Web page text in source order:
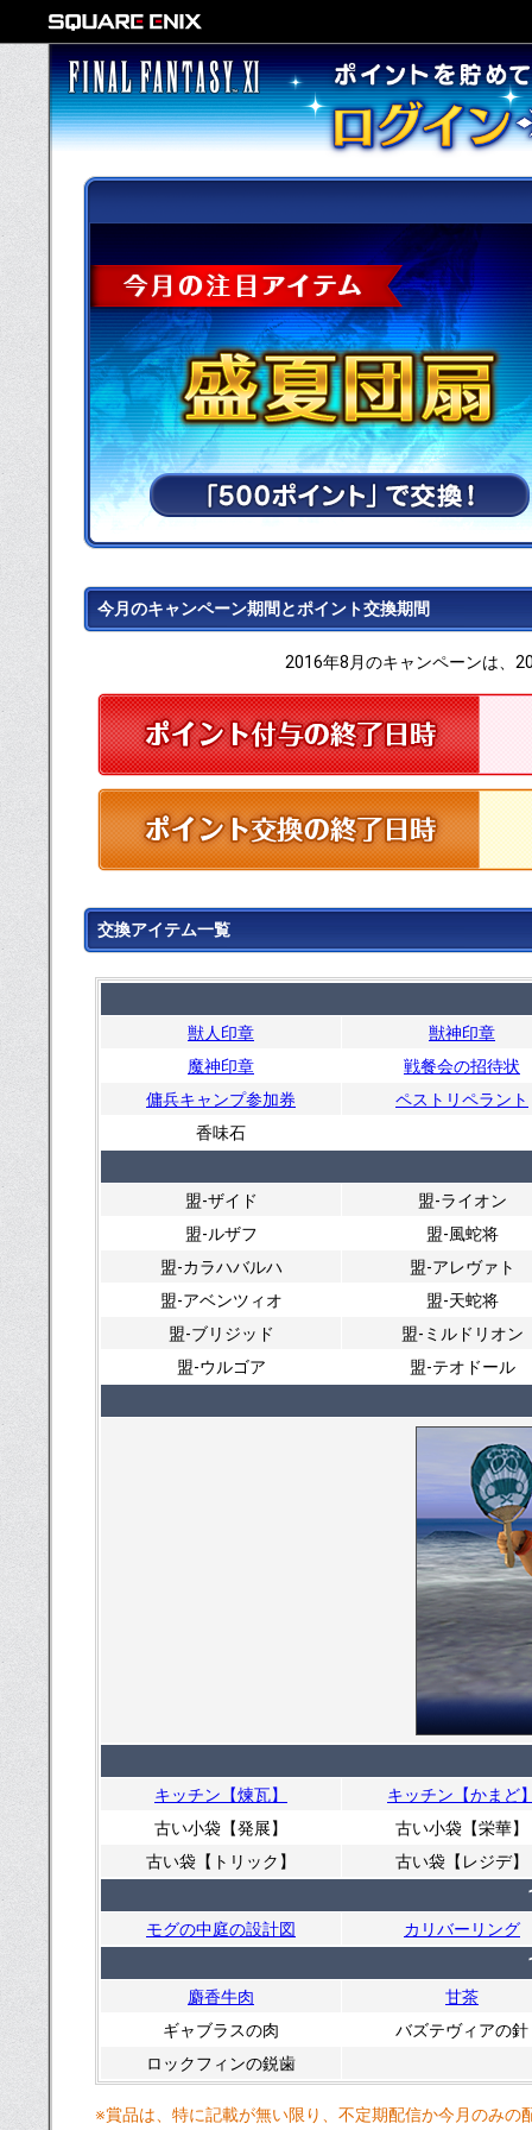
今月のキャンペーン期間とポイント交換期間
2016年8月のキャンペーンは、
交換アイテム一覧
獣人印章
獣神印章
魔神印章
戦餐会の招待状
傭兵キャンプ参加券
ペストリペラント
香味石
盟-ザイド
盟-ライオン
盟-ルザフ
盟-風蛇将
盟-カラハバルハ
盟-アレヴァト
盟-アベンツィオ
盟-天蛇将
盟-ブリジッド
盟-ミルドリオン
盟-ウルゴア
盟-テオドール
キッチン【煉瓦】
キッチン【かまど
古い小袋【発展】
古い小袋【栄華】
古い袋【トリック】
古い袋【レジデ】
モグの中庭の設計図
カリバーリング
麝香牛肉
甘茶
ギャブラスの肉
バズテヴィアの針
ロックフィンの鋭歯
※賞品は、特に記載が無い限り、不定期配信か今月のみの